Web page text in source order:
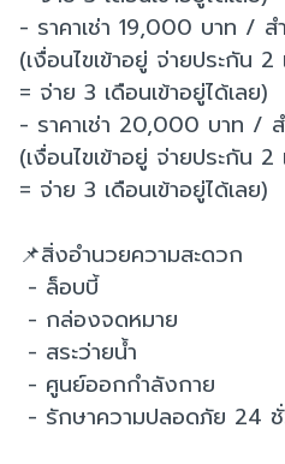
- ราคาเช่า 19,000 บาท /
(เงื่อนไขเข้าอยู่ จ่ายประกัน
= จ่าย 3 เดือนเข้าอยู่ได้เลย)
- ราคาเช่า 20,000 บาท /
(เงื่อนไขเข้าอยู่ จ่ายประกัน
= จ่าย 3 เดือนเข้าอยู่ได้เลย)
📌สิ่งอำนวยความสะดวก
- ล็อบบี้
- กล่องจดหมาย
- สระว่ายน้ำ
- ศูนย์ออกกำลังกาย
- รักษาความปลอดภัย 24